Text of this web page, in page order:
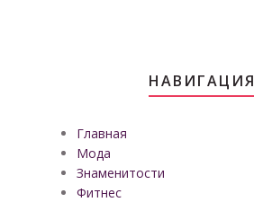
НАВИГАЦИЯ
Главная
Мода
Знаменитости
Фитнес